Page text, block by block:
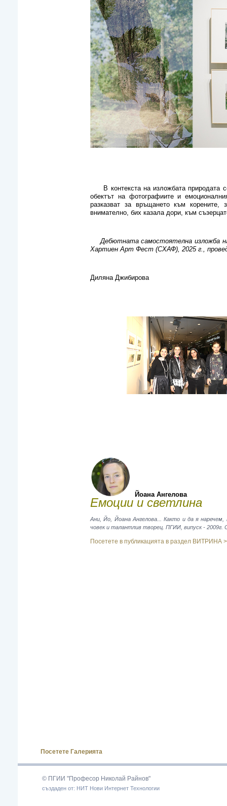
В контекста на изложбата природата
обектът на фотографиите и
разказват за връщането към корените,
внимателно, бих казала дори, към
Дебютната самостоятелна изложба
Хартиен Арт Фест (СХАФ), 2025 г.,
Диляна Джибирова
Йоана Ангелова
Емоции и светлина
Ани, Йо, Йоана Ангелова... Както и да я
човек и талантлив творец. ПГИИ, випуск - 2009г.
Посетете в публикацията в раздел ВИТРИНА >
Посетете Галерията
© ПГИИ "Професор Николай Райнов"
създаден от: НИТ Нови Интернет Технологии